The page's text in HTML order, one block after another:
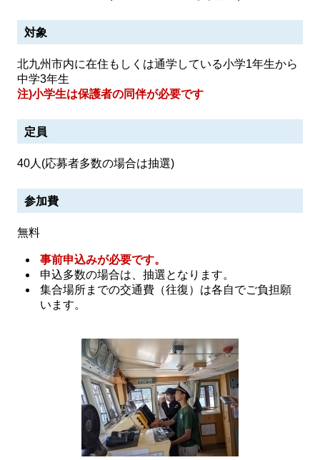
対象
北九州市内に在住もしくは通学している小学1年生から
中学3年生
注)小学生は保護者の同伴が必要です
定員
40人(応募者多数の場合は抽選)
参加費
無料
事前申込みが必要です。
申込多数の場合は、抽選となります。
集合場所までの交通費（往復）は各自でご負担願
います。